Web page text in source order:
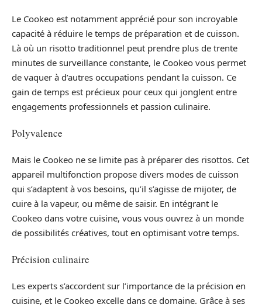
Le Cookeo est notamment apprécié pour son incroyable
capacité à réduire le temps de préparation et de cuisson.
Là où un risotto traditionnel peut prendre plus de trente
minutes de surveillance constante, le Cookeo vous permet
de vaquer à d’autres occupations pendant la cuisson. Ce
gain de temps est précieux pour ceux qui jonglent entre
engagements professionnels et passion culinaire.
Polyvalence
Mais le Cookeo ne se limite pas à préparer des risottos. Cet
appareil multifonction propose divers modes de cuisson
qui s’adaptent à vos besoins, qu’il s’agisse de mijoter, de
cuire à la vapeur, ou même de saisir. En intégrant le
Cookeo dans votre cuisine, vous vous ouvrez à un monde
de possibilités créatives, tout en optimisant votre temps.
Précision culinaire
Les experts s’accordent sur l’importance de la précision en
cuisine, et le Cookeo excelle dans ce domaine. Grâce à ses